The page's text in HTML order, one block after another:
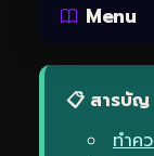
Menu
📋 สารบัญ
ทำค